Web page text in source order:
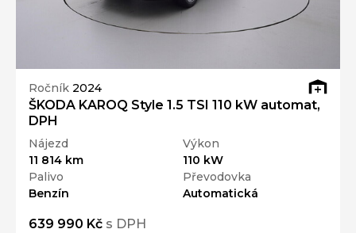
Ročník 2024
ŠKODA KAROQ Style 1.5 TSI 110 kW automat,
DPH
Nájezd
11 814 km
Výkon
110 kW
Palivo
Benzín
Převodovka
Automatická
639 990 Kč s DPH